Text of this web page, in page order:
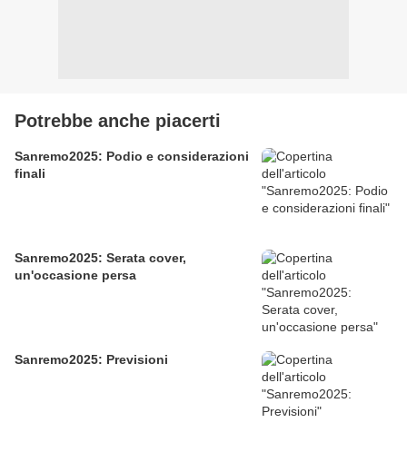
Potrebbe anche piacerti
Sanremo2025: Podio e considerazioni
finali
Sanremo2025: Serata cover,
un'occasione persa
Sanremo2025: Previsioni